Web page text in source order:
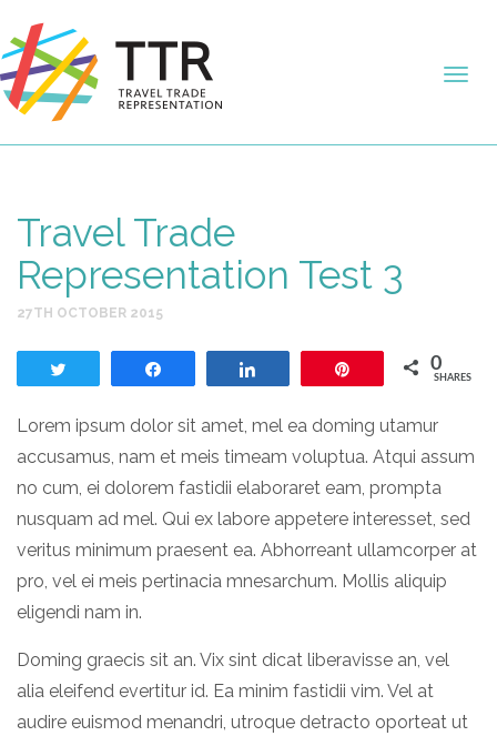
Travel Trade
Representation Test 3
27TH OCTOBER 2015
0
SHARES
Lorem ipsum dolor sit amet, mel ea doming utamur
accusamus, nam et meis timeam voluptua. Atqui assum
no cum, ei dolorem fastidii elaboraret eam, prompta
nusquam ad mel. Qui ex labore appetere interesset, sed
veritus minimum praesent ea. Abhorreant ullamcorper at
pro, vel ei meis pertinacia mnesarchum. Mollis aliquip
eligendi nam in.
Doming graecis sit an. Vix sint dicat liberavisse an, vel
alia eleifend evertitur id. Ea minim fastidii vim. Vel at
audire euismod menandri, utroque detracto oporteat ut